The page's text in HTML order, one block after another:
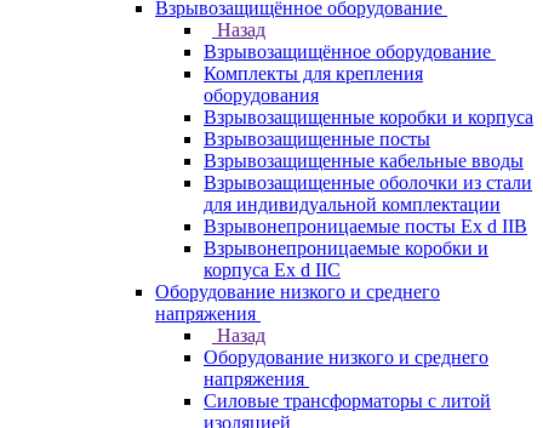
Взрывозащищённое оборудование
Назад
Взрывозащищённое оборудование
Комплекты для крепления
оборудования
Взрывозащищенные коробки и корпуса
Взрывозащищенные посты
Взрывозащищенные кабельные вводы
Взрывозащищенные оболочки из стали
для индивидуальной комплектации
Взрывонепроницаемые посты Ex d IIB
Взрывонепроницаемые коробки и
корпуса Ex d IIС
Оборудование низкого и среднего
напряжения
Назад
Оборудование низкого и среднего
напряжения
Силовые трансформаторы с литой
изоляцией